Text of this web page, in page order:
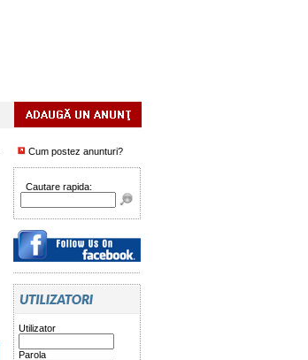
Cum postez anunturi?
Cautare rapida:
Utilizator
Parola